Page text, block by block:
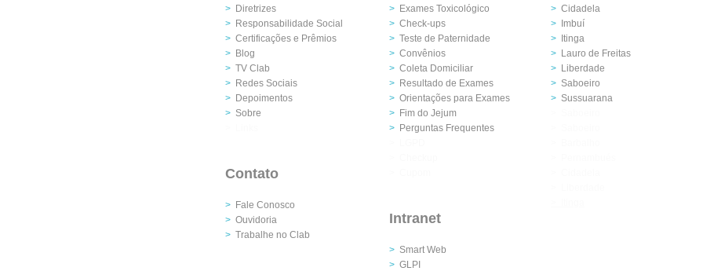
> Diretrizes
> Responsabilidade Social
> Certificações e Prêmios
> Blog
> TV Clab
> Redes Sociais
> Depoimentos
> Sobre
Contato
> Fale Conosco
> Ouvidoria
> Trabalhe no Clab
> Exames Toxicológico
> Check-ups
> Teste de Paternidade
> Convênios
> Coleta Domiciliar
> Resultado de Exames
> Orientações para Exames
> Fim do Jejum
> Perguntas Frequentes
Intranet
> Smart Web
> GLPI
> Cidadela
>
Imbuí
>
Itinga
> Lauro de Freitas
> Liberdade
> Saboeiro
> Sussuarana